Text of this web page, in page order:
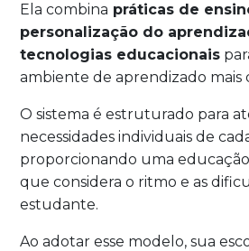
Ela combina práticas de
personalização do
tecnologias educacionais
ambiente de aprendizado mais
O sistema é estruturado para
necessidades individuais de
proporcionando uma
que considera o ritmo e as
estudante.
Ao adotar esse modelo, sua